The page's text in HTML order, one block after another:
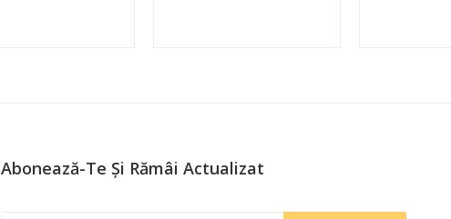
Abonează-Te Și Rămâi Actualizat